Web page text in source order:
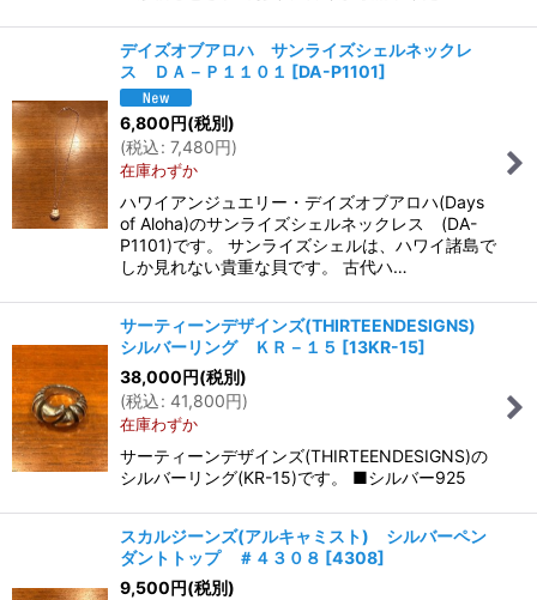
デイズオブアロハ サンライズシェルネックレ
ス ＤＡ－Ｐ１１０１ [DA-P1101]
6,800円(税別)
(税込: 7,480円)
在庫わずか
ハワイアンジュエリー・デイズオブアロハ(Days
of Aloha)のサンライズシェルネックレス (DA-
P1101)です。 サンライズシェルは、ハワイ諸島で
しか見れない貴重な貝です。 古代ハ…
サーティーンデザインズ(THIRTEENDESIGNS)
シルバーリング ＫＲ－１５ [13KR-15]
38,000円(税別)
(税込: 41,800円)
在庫わずか
サーティーンデザインズ(THIRTEENDESIGNS)の
シルバーリング(KR-15)です。 ■シルバー925
スカルジーンズ(アルキャミスト) シルバーペン
ダントトップ ＃４３０８ [4308]
9,500円(税別)